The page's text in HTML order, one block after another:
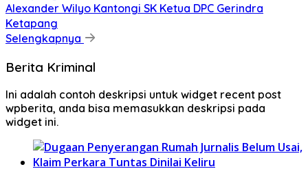
Alexander Wilyo Kantongi SK Ketua DPC Gerindra
Ketapang
Selengkapnya
Berita Kriminal
Ini adalah contoh deskripsi untuk widget recent post
wpberita, anda bisa memasukkan deskripsi pada
widget ini.